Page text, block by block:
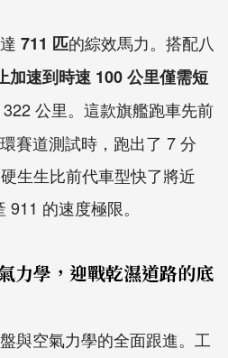
711 匹的綜效馬力。搭配八
加速到時速 100 公里僅需短
公里。這款旗艦跑車先前
賽道測試時，跑出了 7 分
生生比前代車型快了將近
的速度極限。
力學，迎戰乾濕道路的底
與空氣力學的全面跟進。工